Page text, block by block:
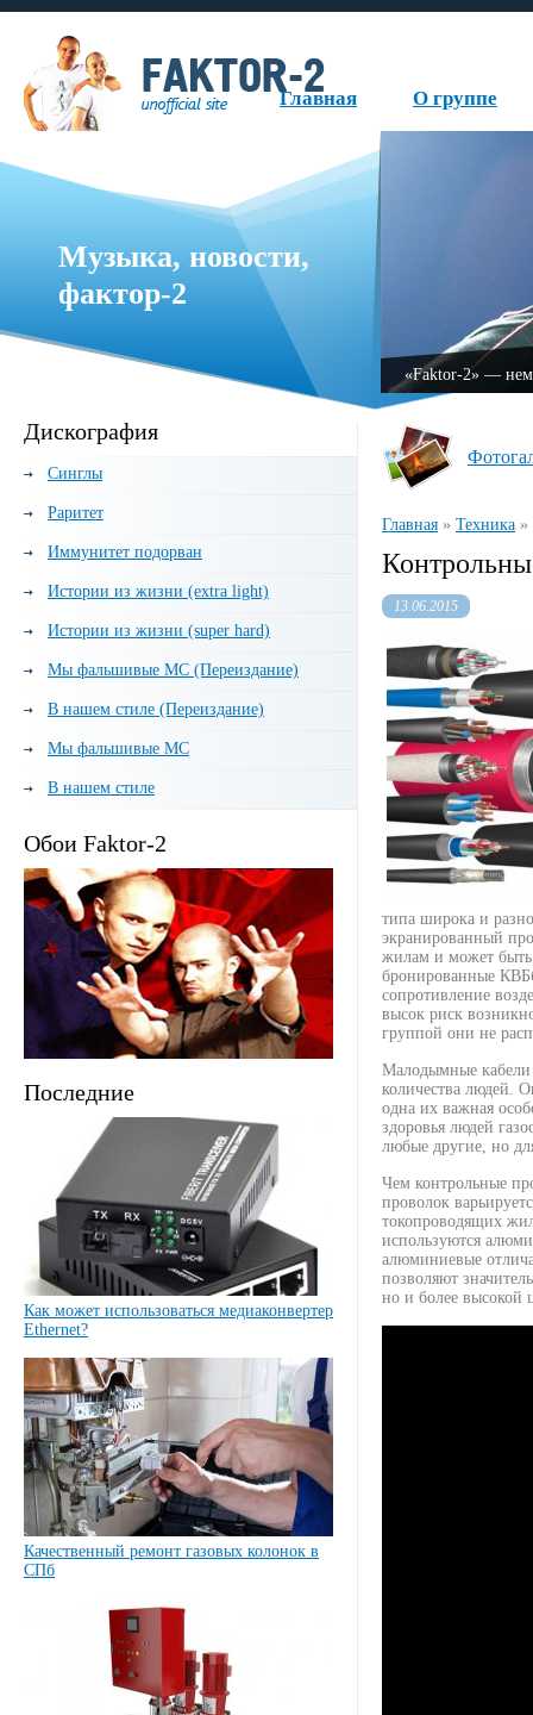
Главная О группе
Музыка, новости,
фактор-2
образованная в 1999 году. «Fаktor-2» —
Дискография
Синглы
Раритет
Иммунитет подорван
Истории из жизни (extra light)
Истории из жизни (super hard)
Мы фальшивые МС (Переиздание)
В нашем стиле (Переиздание)
Мы фальшивые МС
В нашем стиле
Обои Faktor-2
Последние
Как может использоваться медиаконвертер
Ethernet?
Качественный ремонт газовых колонок в
СПб
Главная » Техника »
13.06.2015
типа широка и
экранированный
жилам и может быть
бронированные
сопротивление
высок риск
группой они не
Малодымные
количества людей.
одна их важная
здоровья людей
любые другие, но
Чем контрольные
проволок
токопроводящих
используются
алюминиевые
позволяют
но и более